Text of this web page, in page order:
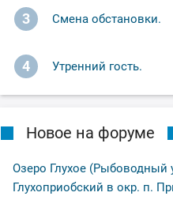
3 Смена обстановки.
4 Утренний гость.
Новое на форуме
Озеро Глухое (Рыбоводный
Глухоприобский в окр. п.